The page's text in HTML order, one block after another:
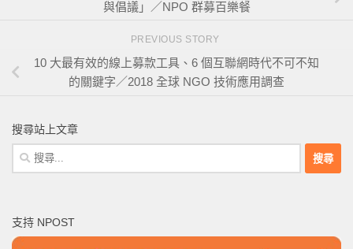
與倡議」／NPO 群募百樂餐
PREVIOUS STORY
10 大最有效的線上募款工具、6 個互聯網時代不可不知
的關鍵字／2018 全球 NGO 技術應用調查
搜尋站上文章
搜
尋
字:
支持 NPOST